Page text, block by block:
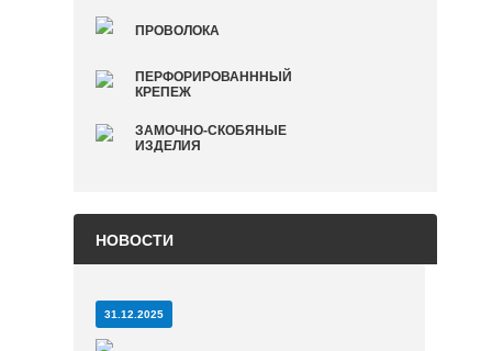
ПРОВОЛОКА
ПЕРФОРИРОВАНННЫЙ
КРЕПЕЖ
ЗАМОЧНО-СКОБЯНЫЕ
ИЗДЕЛИЯ
НОВОСТИ
31.12.2025